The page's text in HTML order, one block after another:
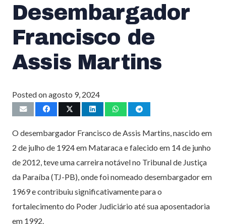
Desembargador
Francisco de
Assis Martins
Posted onagosto 9, 2024
O desembargador Francisco de Assis Martins, nascido em
2 de julho de 1924 em Mataraca e falecido em 14 de junho
de 2012, teve uma carreira notável no Tribunal de Justiça
da Paraíba (TJ-PB), onde foi nomeado desembargador em
1969 e contribuiu significativamente para o
fortalecimento do Poder Judiciário até sua aposentadoria
em 1992.